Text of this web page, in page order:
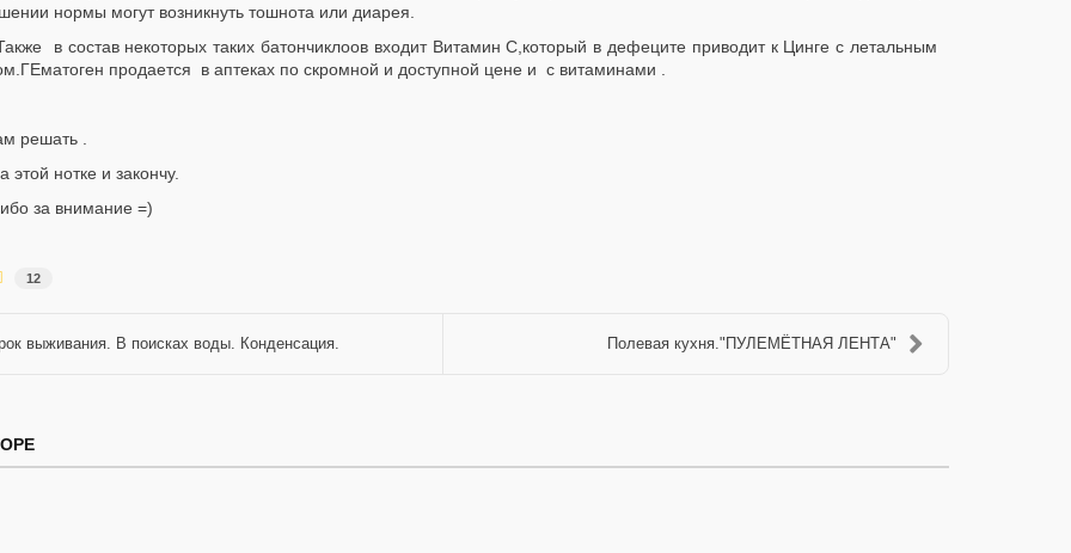
нормы могут возникнуть тошнота или диарея.
в состав некоторых таких батончиклоов входит Витамин С,который в дефеците приводит к Цинге с летальным
продается в аптеках по скромной и доступной цене и с витаминами .
решать .
этой нотке и закончу.
за внимание =)
12
выживания. В поисках воды. Конденсация. Полевая кухня."ПУЛЕМЁТНАЯ ЛЕНТА"